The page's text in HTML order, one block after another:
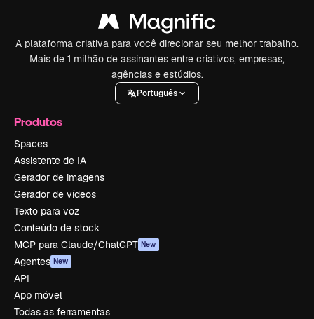
A plataforma criativa para você direcionar seu melhor trabalho.
Mais de 1 milhão de assinantes entre criativos, empresas,
agências e estúdios.
Português
Produtos
Spaces
Assistente de IA
Gerador de imagens
Gerador de vídeos
Texto para voz
Conteúdo de stock
MCP para Claude/ChatGPT New
Agentes New
API
App móvel
Todas as ferramentas